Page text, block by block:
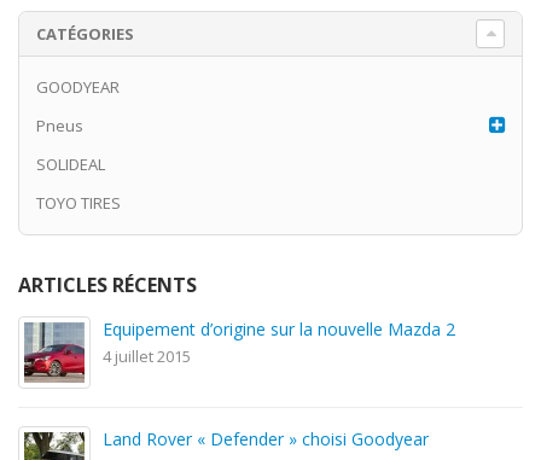
CATÉGORIES
GOODYEAR
Pneus
SOLIDEAL
TOYO TIRES
ARTICLES RÉCENTS
Equipement d’origine sur la nouvelle Mazda 2
4 juillet 2015
Land Rover « Defender » choisi Goodyear